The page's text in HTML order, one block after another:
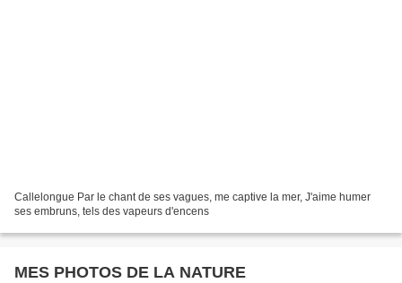
Callelongue Par le chant de ses vagues, me captive la mer, J'aime humer
ses embruns, tels des vapeurs d'encens
MES PHOTOS DE LA NATURE